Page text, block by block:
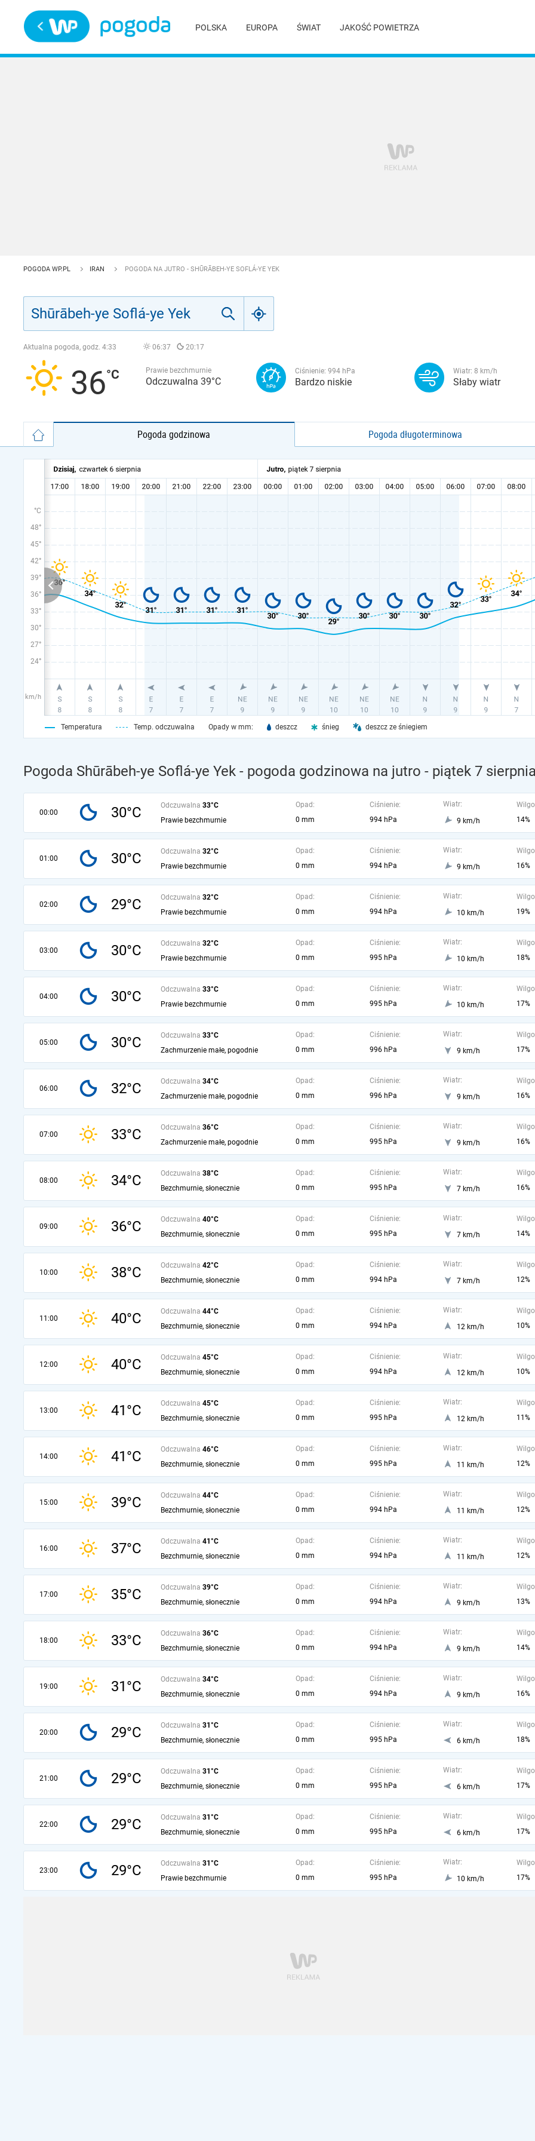
POLSKA EUROPA ŚWIAT JAKOŚĆ POWIETRZA
POGODA WP.PL IRAN POGODA NA JUTRO - SHŪRĀBEH-YE SOFLÁ-YE YEK
Aktualna pogoda, godz. 4:33 06:37 20:17
36 Prawie bezchmurnie
Odczuwalna 39°C
Ciśnienie: 994 hPa
Bardzo niskie
Wiatr: 8 km/h
Słaby wiatr
Pogoda godzinowa Pogoda długoterminowa
°C
48°
45°
42°
39°
36°
33°
30°
27°
24°
km/h
Temperatura Temp. odczuwalna Opady w mm: deszcz śnieg deszcz ze śniegiem
Pogoda Shūrābeh-ye Soflá-ye Yek - pogoda godzinowa na jutro - piątek 7
00:00 30°C Odczuwalna 33°C
Prawie bezchmurnie
Opad:
0 mm
Ciśnienie:
994 hPa
Wiatr:
9 km/h
14%
01:00 30°C Odczuwalna 32°C
Prawie bezchmurnie
Opad:
0 mm
Ciśnienie:
994 hPa
Wiatr:
9 km/h
16%
02:00 29°C Odczuwalna 32°C
Prawie bezchmurnie
Opad:
0 mm
Ciśnienie:
994 hPa
Wiatr:
10 km/h
19%
03:00 30°C Odczuwalna 32°C
Prawie bezchmurnie
Opad:
0 mm
Ciśnienie:
995 hPa
Wiatr:
10 km/h
18%
04:00 30°C Odczuwalna 33°C
Prawie bezchmurnie
Opad:
0 mm
Ciśnienie:
995 hPa
Wiatr:
10 km/h
17%
05:00 30°C Odczuwalna 33°C
Zachmurzenie małe, pogodnie
Opad:
0 mm
Ciśnienie:
996 hPa
Wiatr:
9 km/h
17%
06:00 32°C Odczuwalna 34°C
Zachmurzenie małe, pogodnie
Opad:
0 mm
Ciśnienie:
996 hPa
Wiatr:
9 km/h
16%
07:00 33°C Odczuwalna 36°C
Zachmurzenie małe, pogodnie
Opad:
0 mm
Ciśnienie:
995 hPa
Wiatr:
9 km/h
16%
08:00 34°C Odczuwalna 38°C
Bezchmurnie, słonecznie
Opad:
0 mm
Ciśnienie:
995 hPa
Wiatr:
7 km/h
16%
09:00 36°C Odczuwalna 40°C
Bezchmurnie, słonecznie
Opad:
0 mm
Ciśnienie:
995 hPa
Wiatr:
7 km/h
14%
10:00 38°C Odczuwalna 42°C
Bezchmurnie, słonecznie
Opad:
0 mm
Ciśnienie:
994 hPa
Wiatr:
7 km/h
12%
11:00 40°C Odczuwalna 44°C
Bezchmurnie, słonecznie
Opad:
0 mm
Ciśnienie:
994 hPa
Wiatr:
12 km/h
10%
12:00 40°C Odczuwalna 45°C
Bezchmurnie, słonecznie
Opad:
0 mm
Ciśnienie:
994 hPa
Wiatr:
12 km/h
10%
13:00 41°C Odczuwalna 45°C
Bezchmurnie, słonecznie
Opad:
0 mm
Ciśnienie:
995 hPa
Wiatr:
12 km/h
11%
14:00 41°C Odczuwalna 46°C
Bezchmurnie, słonecznie
Opad:
0 mm
Ciśnienie:
995 hPa
Wiatr:
11 km/h
12%
15:00 39°C Odczuwalna 44°C
Bezchmurnie, słonecznie
Opad:
0 mm
Ciśnienie:
994 hPa
Wiatr:
11 km/h
12%
16:00 37°C Odczuwalna 41°C
Bezchmurnie, słonecznie
Opad:
0 mm
Ciśnienie:
994 hPa
Wiatr:
11 km/h
12%
17:00 35°C Odczuwalna 39°C
Bezchmurnie, słonecznie
Opad:
0 mm
Ciśnienie:
994 hPa
Wiatr:
9 km/h
13%
18:00 33°C Odczuwalna 36°C
Bezchmurnie, słonecznie
Opad:
0 mm
Ciśnienie:
994 hPa
Wiatr:
9 km/h
14%
19:00 31°C Odczuwalna 34°C
Bezchmurnie, słonecznie
Opad:
0 mm
Ciśnienie:
994 hPa
Wiatr:
9 km/h
16%
20:00 29°C Odczuwalna 31°C
Bezchmurnie, słonecznie
Opad:
0 mm
Ciśnienie:
995 hPa
Wiatr:
6 km/h
18%
21:00 29°C Odczuwalna 31°C
Bezchmurnie, słonecznie
Opad:
0 mm
Ciśnienie:
995 hPa
Wiatr:
6 km/h
17%
22:00 29°C Odczuwalna 31°C
Bezchmurnie, słonecznie
Opad:
0 mm
Ciśnienie:
995 hPa
Wiatr:
6 km/h
17%
23:00 29°C Odczuwalna 31°C
Prawie bezchmurnie
Opad:
0 mm
Ciśnienie:
995 hPa
Wiatr:
10 km/h
17%